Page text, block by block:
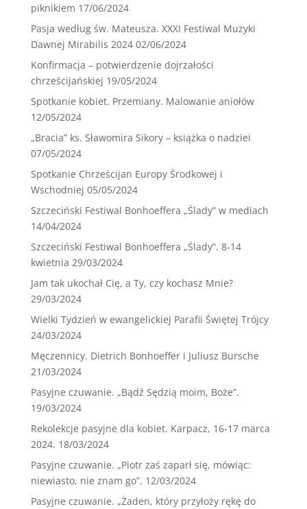
piknikiem 17/06/2024
Pasja według św. Mateusza. XXXI Festiwal Muzyki
Dawnej Mirabilis 2024 02/06/2024
Konfirmacja – potwierdzenie dojrzałości
chrześcijańskiej 19/05/2024
Spotkanie kobiet. Przemiany. Malowanie aniołów
12/05/2024
„Bracia” ks. Sławomira Sikory – książka o nadziei
07/05/2024
Spotkanie Chrześcijan Europy Środkowej i
Wschodniej 05/05/2024
Szczeciński Festiwal Bonhoeffera „Ślady” w mediach
14/04/2024
Szczeciński Festiwal Bonhoeffera „Ślady”. 8-14
kwietnia 29/03/2024
Jam tak ukochał Cię, a Ty, czy kochasz Mnie?
29/03/2024
Wielki Tydzień w ewangelickiej Parafii Świętej Trójcy
24/03/2024
Męczennicy. Dietrich Bonhoeffer i Juliusz Bursche
21/03/2024
Pasyjne czuwanie. „Bądź Sędzią moim, Boże”.
19/03/2024
Rekolekcje pasyjne dla kobiet. Karpacz, 16-17 marca
2024. 18/03/2024
Pasyjne czuwanie. „Piotr zaś zaparł się, mówiąc:
niewiasto, nie znam go”. 12/03/2024
Pasyjne czuwanie. „Żaden, który przyłoży rękę do